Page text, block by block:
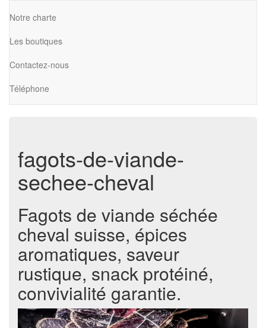
Notre charte
Les boutiques
Contactez-nous
Téléphone
fagots-de-viande-
sechee-cheval
Fagots de viande séchée
cheval suisse, épices
aromatiques, saveur
rustique, snack protéiné,
convivialité garantie.